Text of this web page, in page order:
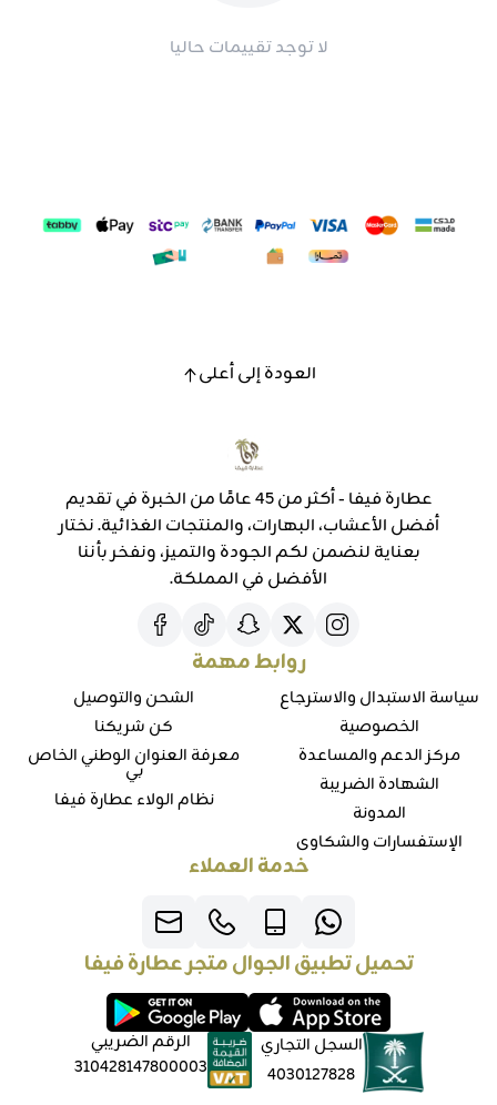
لا توجد تقييمات حاليا
العودة إلى أعلى
عطارة فيفا - أكثر من 45 عامًا من الخبرة في تقديم
أفضل الأعشاب، البهارات، والمنتجات الغذائية. نختار
بعناية لنضمن لكم الجودة والتميز، ونفخر بأننا
الأفضل في المملكة.
روابط مهمة
سياسة الاستبدال والاسترجاع
الخصوصية
مركز الدعم والمساعدة
الشهادة الضريبة
المدونة
الإستفسارات والشكاوي
الشحن والتوصيل
كن شريكنا
معرفة العنوان الوطني الخاص
بي
نظام الولاء عطارة فيفا
خدمة العملاء
تحميل تطبيق الجوال متجر عطارة فيفا
السجل التجاري
4030127828
الرقم الضريبي
310428147800003